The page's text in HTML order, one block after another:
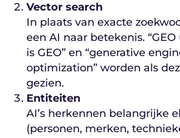
Vector search
In plaats van exacte
een AI naar betekenis. “GEO
is GEO” en “generative
optimization” worden als
gezien.
Entiteiten
AI’s herkennen belangrijke
(personen, merken,